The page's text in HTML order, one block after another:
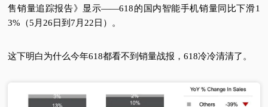
快
售销量追踪报告》显示——618的国内智能手机销量同比下滑1
3%（5月26日到7月22日）。
这下明白为什么今年618都看不到销量战报，618冷冷清清了。